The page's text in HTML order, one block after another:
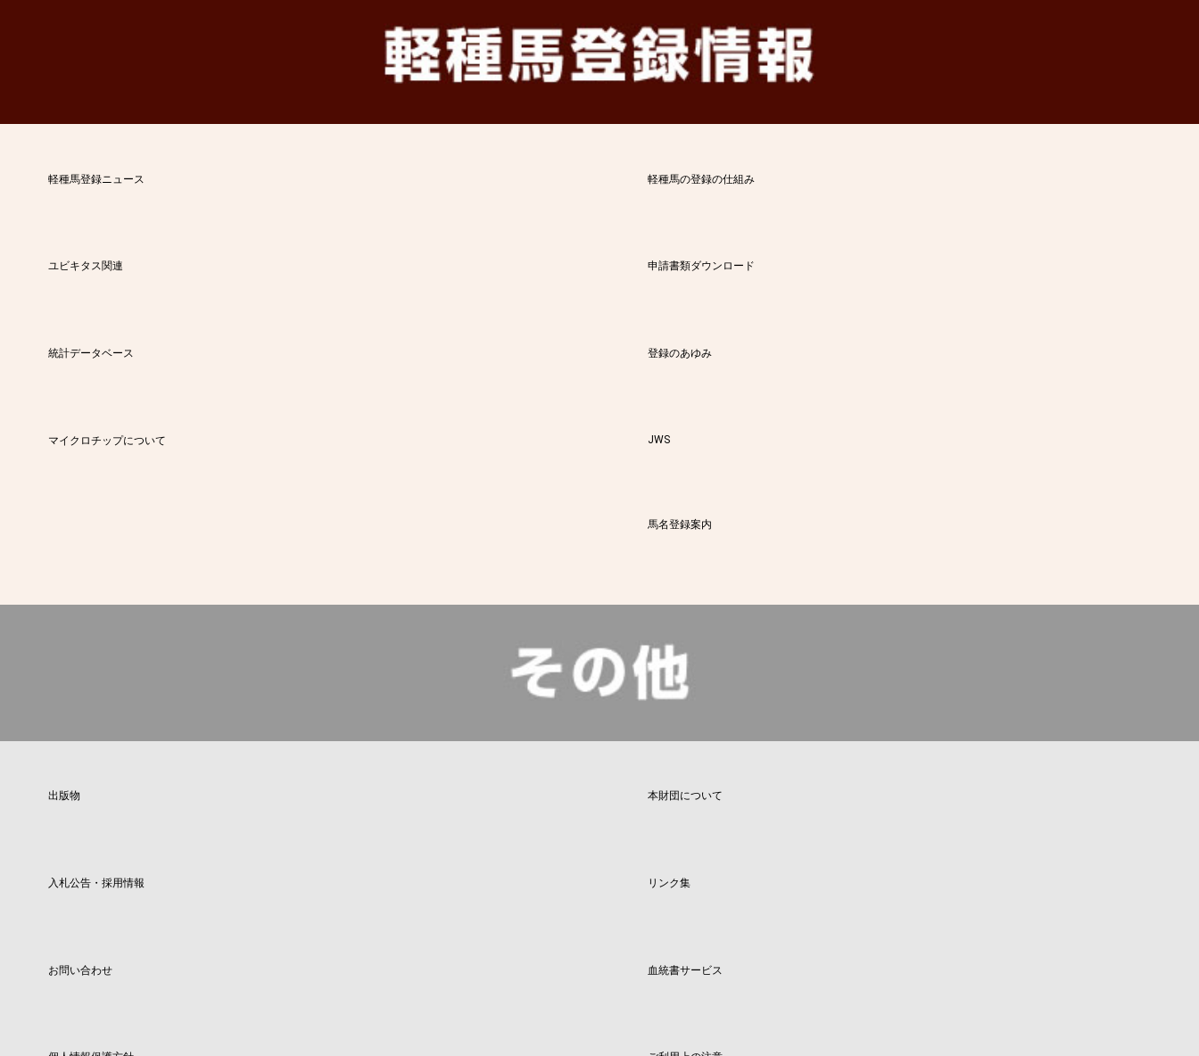
軽種馬登録ニュース 軽種馬の登録の仕組み
ユビキタス関連 申請書類ダウンロード
統計データベース 登録のあゆみ
マイクロチップについて JWS
馬名登録案内
出版物 本財団について
入札公告・採用情報 リンク集
お問い合わせ 血統書サービス